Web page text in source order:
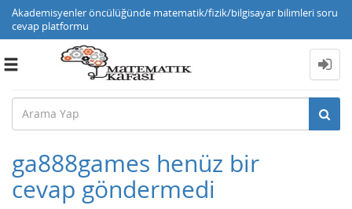
Akademisyenler öncülüğünde matematik/fizik/bilgisayar bilimleri soru
cevap platformu
Toggle
ga888games henüz bir
cevap göndermedi